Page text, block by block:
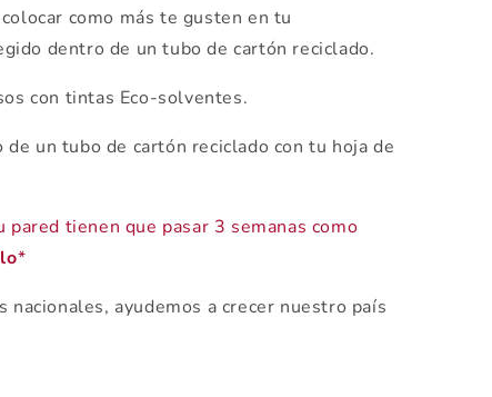
como más te gusten en tu
dentro de un tubo de cartón reciclado.
con tintas Eco-solventes.
un tubo de cartón reciclado con tu hoja de
tienen que pasar 3 semanas como
*
nacionales, ayudemos a crecer nuestro país